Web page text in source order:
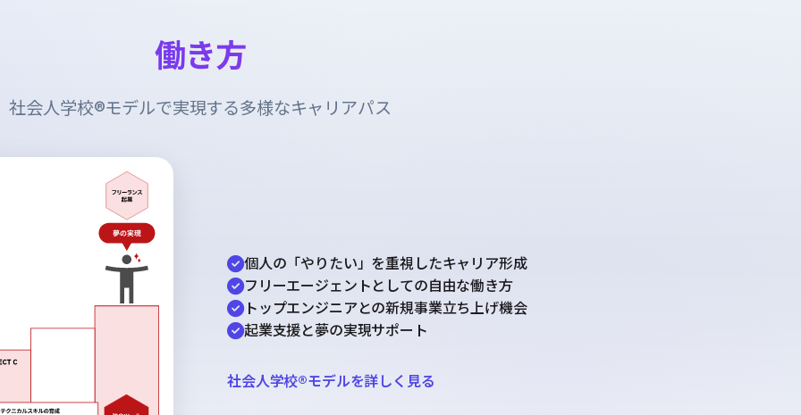
働き方
社会人学校®︎モデルで実現する多様なキャリアパス
個人の「やりたい」を重視したキャリア形成
フリーエージェントとしての自由な働き方
トップエンジニアとの新規事業立ち上げ機会
起業支援と夢の実現サポート
社会人学校®︎モデルを詳しく見る